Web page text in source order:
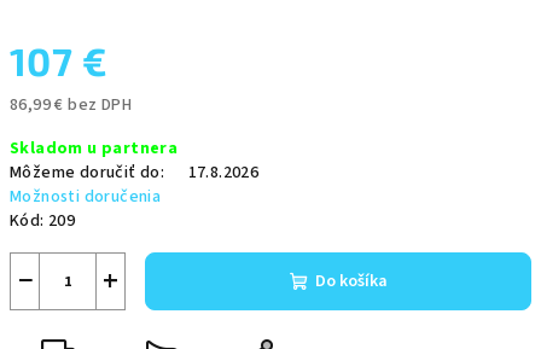
107 €
86,99 € bez DPH
cena:
Skladom u partnera
Môžeme doručiť do:
17.8.2026
Možnosti doručenia
Kód: 209
+
− Do košíka